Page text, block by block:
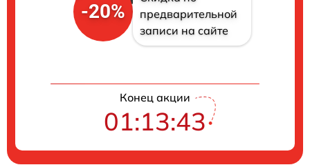
-20%
предварительной
записи на сайте
Конец акции
01:13:42